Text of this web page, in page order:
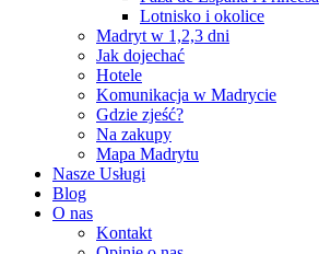
Lotnisko i okolice
Madryt w 1,2,3 dni
Jak dojechać
Hotele
Komunikacja w Madrycie
Gdzie zjeść?
Na zakupy
Mapa Madrytu
Nasze Usługi
Blog
O nas
Kontakt